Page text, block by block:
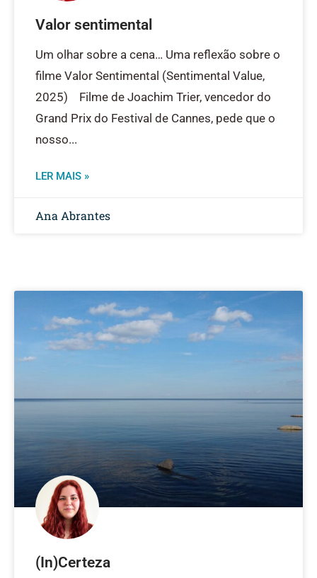
Valor sentimental
Um olhar sobre a cena… Uma reflexão sobre o
filme Valor Sentimental (Sentimental Value,
2025) Filme de Joachim Trier, vencedor do
Grand Prix do Festival de Cannes, pede que o
nosso
LER MAIS »
Ana Abrantes
(In)Certeza